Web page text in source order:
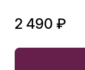
2 490 ₽